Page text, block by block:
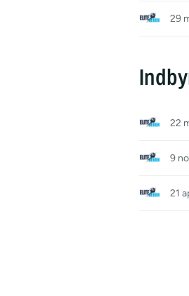
29
22
9
21